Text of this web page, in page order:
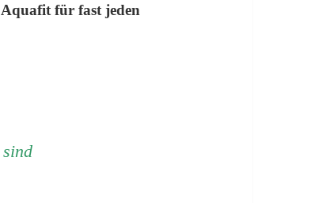
für fast jeden